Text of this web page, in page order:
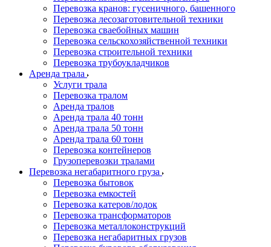
Перевозка кранов: гусеничного, башенного
Перевозка лесозаготовительной техники
Перевозка сваебойных машин
Перевозка сельскохозяйственной техники
Перевозка строительной техники
Перевозка трубоукладчиков
Аренда трала
Услуги трала
Перевозка тралом
Аренда тралов
Аренда трала 40 тонн
Аренда трала 50 тонн
Аренда трала 60 тонн
Перевозка контейнеров
Грузоперевозки тралами
Перевозка негабаритного груза
Перевозка бытовок
Перевозка емкостей
Перевозка катеров/лодок
Перевозка трансформаторов
Перевозка металлоконструкций
Перевозка негабаритных грузов